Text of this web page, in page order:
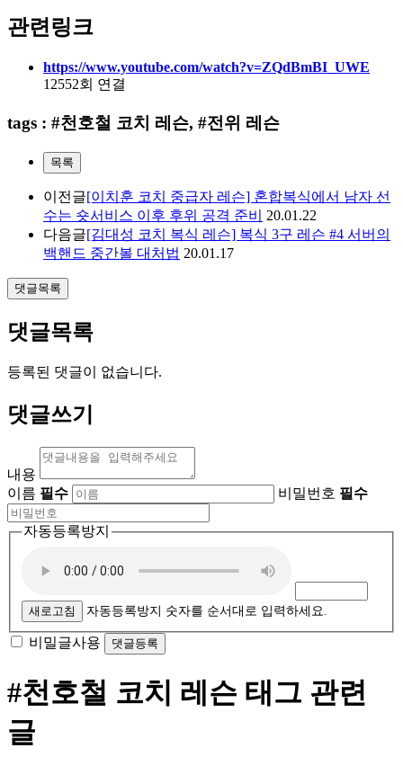
관련링크
https://www.youtube.com/watch?v=ZQdBmBI_UWE
12552회 연결
tags : #천호철 코치 레슨, #전위 레슨
목록
이전글[이치훈 코치 중급자 레슨] 혼합복식에서 남자 선
수는 숏서비스 이후 후위 공격 준비
20.01.22
다음글[김대성 코치 복식 레슨] 복식 3구 레슨 #4 서버의
백핸드 중간볼 대처법 20.01.17
댓글목록
댓글목록
등록된 댓글이 없습니다.
댓글쓰기
내용
이름 필수 비밀번호 필수
자동등록방지
새로고침 자동등록방지 숫자를 순서대로 입력하세요.
비밀글사용
#천호철 코치 레슨 태그 관련
글